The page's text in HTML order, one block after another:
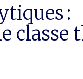
:
classe